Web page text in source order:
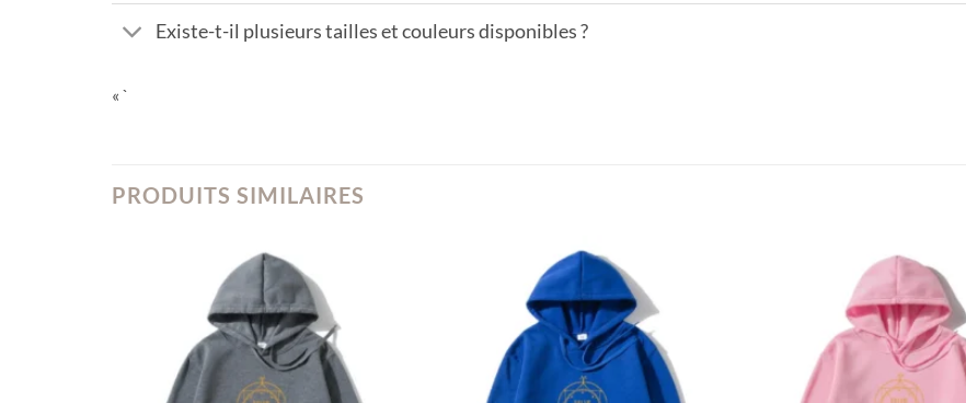
Existe-t-il plusieurs tailles et couleurs disponibles ?
« `
PRODUITS SIMILAIRES